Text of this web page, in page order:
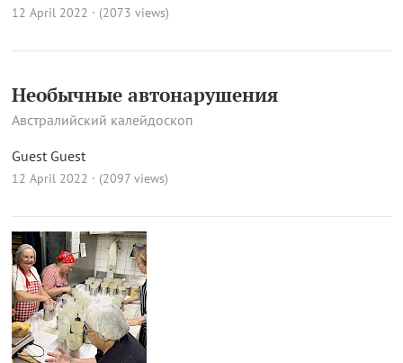
12 April 2022 · (2073 views)
Необычные автонарушения
Австралийский калейдоскоп
Guest Guest
12 April 2022 · (2097 views)